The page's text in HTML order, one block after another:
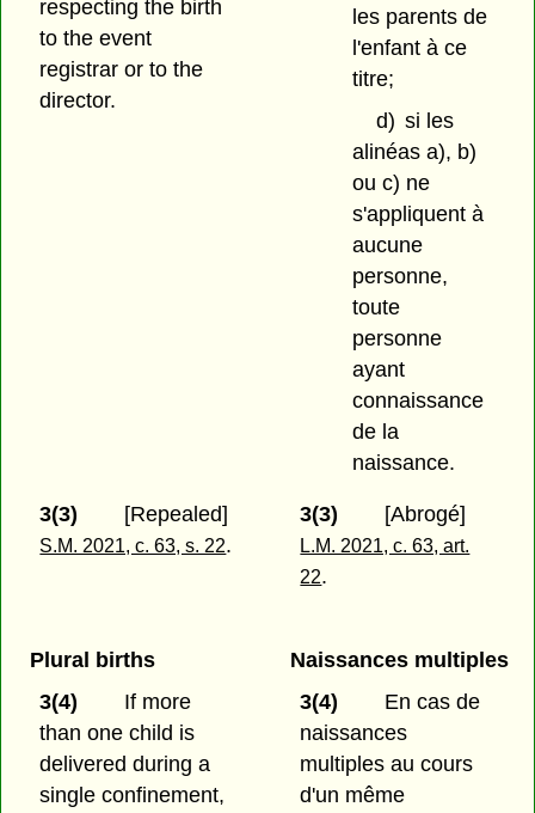
respecting the birth
to the event
registrar or to the
director.
les parents de
l'enfant à ce
titre;
d) si les
alinéas a), b)
ou c) ne
s'appliquent à
aucune
personne,
toute
personne
ayant
connaissance
de la
naissance.
3(3) [Repealed]
S.M. 2021, c. 63, s. 22.
3(3) [Abrogé]
L.M. 2021, c. 63, art.
22.
Plural births
3(4)
If more
than one child is
delivered during a
single confinement,
Naissances multiples
3(4)
En cas de
naissances
multiples au cours
d'un même